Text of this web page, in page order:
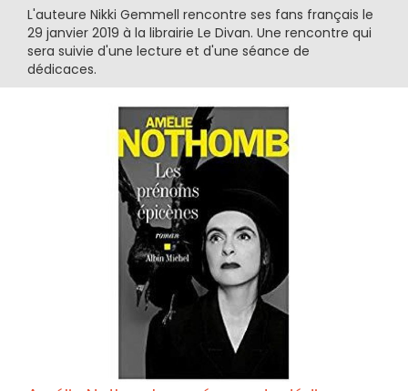
L'auteure Nikki Gemmell rencontre ses fans français le
29 janvier 2019 à la librairie Le Divan. Une rencontre qui
sera suivie d'une lecture et d'une séance de
dédicaces.